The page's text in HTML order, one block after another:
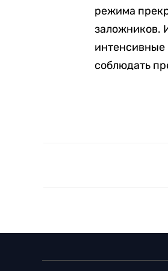
режима
заложников.
интенсивные
соблюдать